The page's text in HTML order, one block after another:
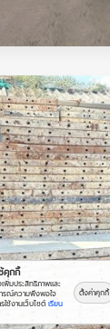
บบเหล็ก
คุกกี้
เพิ่มประสิทธิภาพและ
รณ์ความพึงพอใจ
ใช้งานเว็บไซต์ เรียน
ตั้งค่าคุกกี้